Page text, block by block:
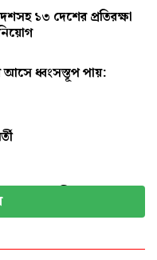
১৩ দেশের প্রতিরক্ষা
আসে ধ্বংসস্তূপ পায়:
প্রধানমন্ত্রী
সদস্য নিয়োগ